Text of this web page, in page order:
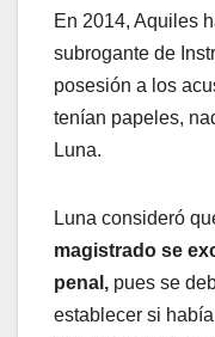
En 2014, Aquiles
subrogante de
posesión a los
tenían papeles,
Luna.
Luna consideró
magistrado se
penal, pues se
establecer si